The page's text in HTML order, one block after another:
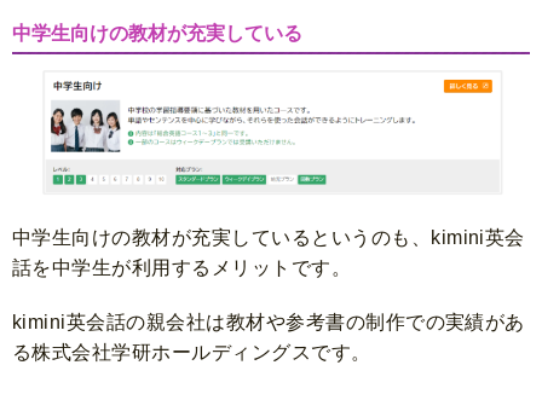
中学生向けの教材が充実している
中学生向けの教材が充実しているというのも、kimini英会
話を中学生が利用するメリットです。
kimini英会話の親会社は教材や参考書の制作での実績があ
る株式会社学研ホールディングスです。